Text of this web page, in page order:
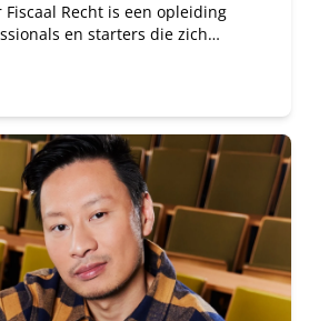
Recht is een opleiding
en starters die zich